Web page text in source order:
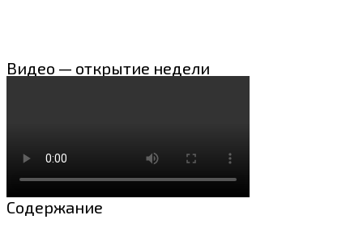
Видео — открытие недели
Содержание